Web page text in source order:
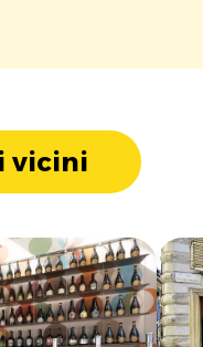
vicini